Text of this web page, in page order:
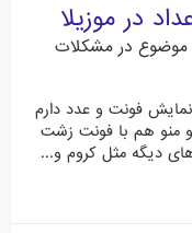
در موزیلا
موضوع در مشکلات
فونت و عدد دارم
و منو هم با فونت زشت
دیگه مثل کروم و...